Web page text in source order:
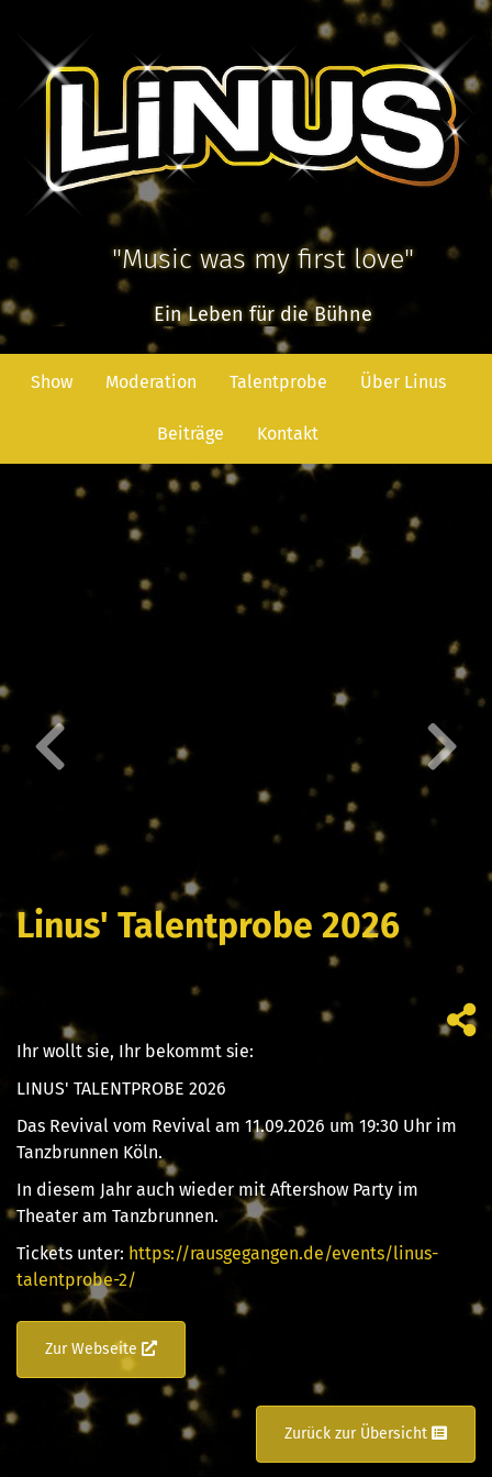
"Music was my first love"
Ein Leben für die Bühne
Show Moderation Talentprobe Über Linus
Beiträge Kontakt
Linus' Talentprobe 2026
Ihr wollt sie, Ihr bekommt sie:
LINUS' TALENTPROBE 2026
Das Revival vom Revival am 11.09.2026 um 19:30 Uhr im
Tanzbrunnen Köln.
In diesem Jahr auch wieder mit Aftershow Party im
Theater am Tanzbrunnen.
Tickets unter: https://rausgegangen.de/events/linus-
talentprobe-2/
Zur Webseite
Zurück zur Übersicht